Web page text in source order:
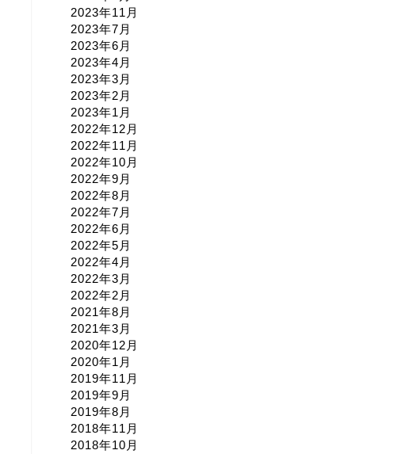
2023年11月
2023年7月
2023年6月
2023年4月
2023年3月
2023年2月
2023年1月
2022年12月
2022年11月
2022年10月
2022年9月
2022年8月
2022年7月
2022年6月
2022年5月
2022年4月
2022年3月
2022年2月
2021年8月
2021年3月
2020年12月
2020年1月
2019年11月
2019年9月
2019年8月
2018年11月
2018年10月